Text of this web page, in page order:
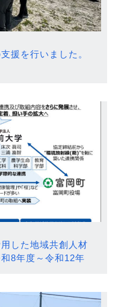
援を行いました。
した地域共創人材
8年度～令和12年